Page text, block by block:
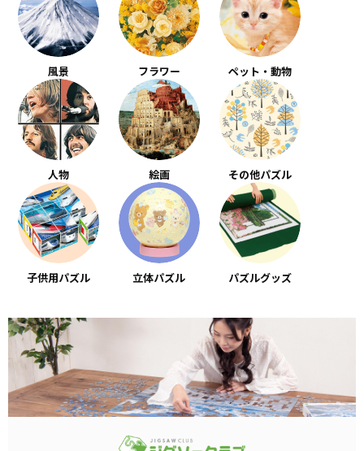
風景 フラワー ペット・動物
人物 絵画 その他パズル
子供用パズル 立体パズル パズルグッズ